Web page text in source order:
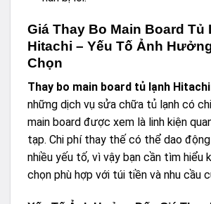
Giá Thay Bo Main Board Tủ
Hitachi – Yếu Tố Ảnh
Chọn
Thay bo main board tủ lạnh Hitachi
những dịch vụ sửa chữa tủ lạnh có
main board được xem là linh kiện
tạp. Chi phí thay thế có thể dao
nhiều yếu tố, vì vậy bạn cần tìm hiểu
chọn phù hợp với túi tiền và nhu cầu